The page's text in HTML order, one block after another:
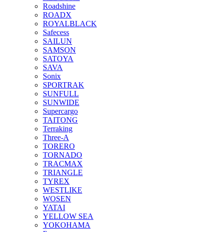
Roadshine
ROADX
ROYALBLACK
Safecess
SAILUN
SAMSON
SATOYA
SAVA
Sonix
SPORTRAK
SUNFULL
SUNWIDE
Supercargo
TAITONG
Terraking
Three-A
TORERO
TORNADO
TRACMAX
TRIANGLE
TYREX
WESTLIKE
WOSEN
YATAI
YELLOW SEA
YOKOHAMA